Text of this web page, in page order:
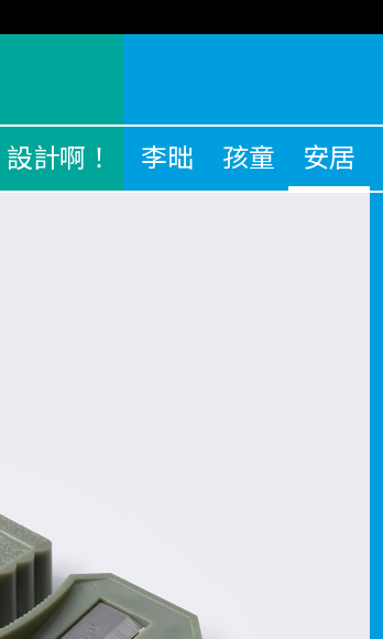
設計啊！ 李昢 孩童 安居